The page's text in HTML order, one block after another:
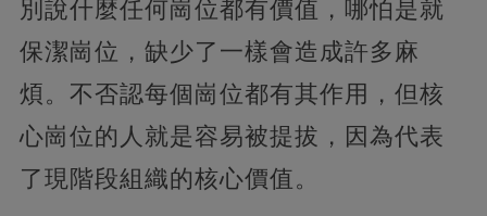
別說什麼任何崗位都有價值，哪怕是就
保潔崗位，缺少了一樣會造成許多麻
煩。不否認每個崗位都有其作用，但核
心崗位的人就是容易被提拔，因為代表
了現階段組織的核心價值。